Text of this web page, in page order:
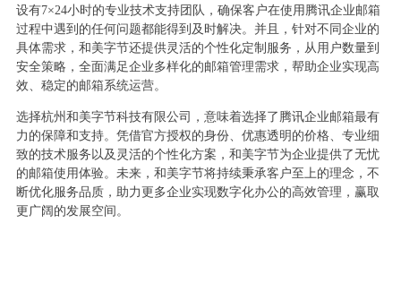
设有7×24小时的专业技术支持团队，确保客户在使用腾讯企业邮箱
过程中遇到的任何问题都能得到及时解决。并且，针对不同企业的
具体需求，和美字节还提供灵活的个性化定制服务，从用户数量到
安全策略，全面满足企业多样化的邮箱管理需求，帮助企业实现高
效、稳定的邮箱系统运营。
选择杭州和美字节科技有限公司，意味着选择了腾讯企业邮箱最有
力的保障和支持。凭借官方授权的身份、优惠透明的价格、专业细
致的技术服务以及灵活的个性化方案，和美字节为企业提供了无忧
的邮箱使用体验。未来，和美字节将持续秉承客户至上的理念，不
断优化服务品质，助力更多企业实现数字化办公的高效管理，赢取
更广阔的发展空间。